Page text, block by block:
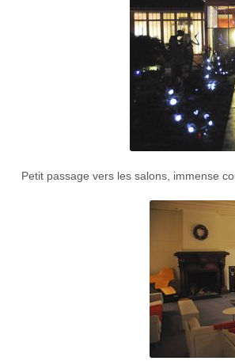
Petit passage vers les salons, immense